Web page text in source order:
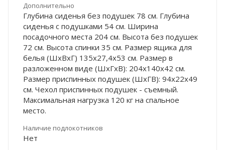
Дополнительно
Глубина сиденья без подушек 78 см. Глубина
сиденья с подушками 54 см. Ширина
посадочного места 204 см. Высота без подушек
72 см. Высота спинки 35 см. Размер ящика для
белья (ШхВхГ) 135х27,4х53 см. Размер в
разложенном виде (ШхГхВ): 204х140х42 см.
Размер приспинных подушек (ШхГВ): 94х22х49
см. Чехол приспинных подушек - съемный.
Максимальная нагрузка 120 кг на спальное
место.
Наличие подлокотников
Нет